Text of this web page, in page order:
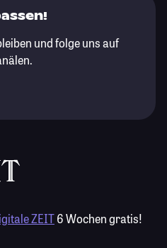
und folge uns auf
ZEIT6 Wochen gratis!